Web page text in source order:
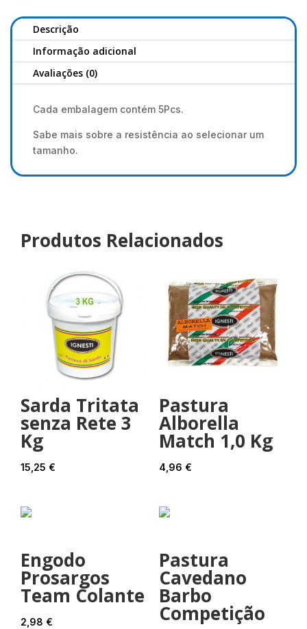
Descrição
Informação adicional
Avaliações (0)
Cada embalagem contém 5Pcs.
Sabe mais sobre a resistência ao selecionar um
tamanho.
Produtos Relacionados
Sarda Tritata
senza Rete 3
Kg
15,25 €
Pastura
Alborella
Match 1,0 Kg
4,96 €
Engodo
Prosargos
Team Colante
2,98 €
Pastura
Cavedano
Barbo
Competição